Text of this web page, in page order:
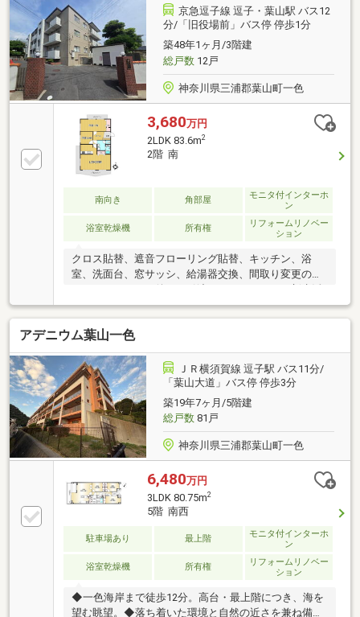
れます♪◇ペット飼育可！(細則あり)◇R7年9月リフォ
ーム実施！ ・食洗器付きシステムキッチン新設 ・
ユニットバス新設 ・洗面化粧台、トイレ新設 ・フ
ローリング、フロアタイル貼替 ・全室クロス貼
替 ・エアコン、照明器具新設
京急逗子線 逗子・葉山駅 バス12
分/「旧役場前」バス停 停歩1分
築48年1ヶ月/3階建
総戸数12戸
神奈川県三浦郡葉山町一色
3,680万円
2LDK 83.6m2
2階 南
南向き 角部屋
モニタ付インターホ
ン
浴室乾燥機 所有権
リフォームリノベー
ション
クロス貼替、遮音フローリング貼替、キッチン、浴
室、洗面台、窓サッシ、給湯器交換、間取り変更のフ
ルリノベーション後のお引渡しにつき、すぐに新生活
を送って頂けます。居住用はもちろん、セカンドハウ
スや別荘としてのリゾート物件としてもご検討頂けま
す！弊社売主物件です。
アデニウム葉山一色
ＪＲ横須賀線 逗子駅 バス11分/
「葉山大道」バス停 停歩3分
築19年7ヶ月/5階建
総戸数81戸
神奈川県三浦郡葉山町一色
6,480万円
3LDK 80.75m2
5階 南西
駐車場あり 最上階
モニタ付インターホ
ン
浴室乾燥機 所有権
リフォームリノベー
ション
◆一色海岸まで徒歩12分。高台・最上階につき、海を
望む眺望。◆落ち着いた環境と自然の近さを兼ね備え